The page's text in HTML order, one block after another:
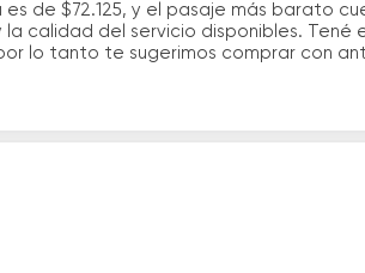
de $72.125, y el pasaje más barato
calidad del servicio disponibles. Tené
lo tanto te sugerimos comprar con